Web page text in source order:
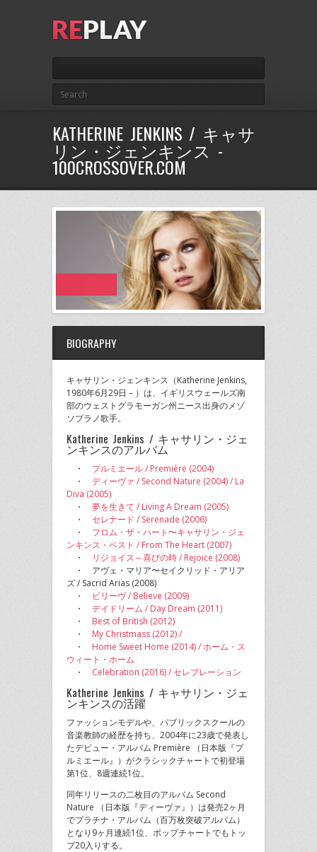
KATHERINE JENKINS / キャサ
リン・ジェンキンス -
100CROSSOVER.COM
BIOGRAPHY
キャサリン・ジェンキンス（Katherine Jenkins,
1980年6月29日 – ）は、イギリスウェールズ南
部のウェストグラモーガン州ニース出身のメゾ
ソプラノ歌手。
Katherine Jenkins / キャサリン・ジェ
ンキンスのアルバム
・ プルミエール / Première (2004)
・ ディーヴァ / Second Nature (2004) / La
Diva (2005)
・ 夢を生きて / Living A Dream (2005)
・ セレナード / Serenade (2006)
・ フロム・ザ・ハート〜キャサリン・ジェ
ンキンス・ベスト / From The Heart (2007)
・
リジョイス～喜びの時 / Rejoice (2008)
・ アヴェ・マリア〜セイクリッド・アリア
ズ / Sacrid Arias (2008)
・
ビリーヴ / Believe (2009)
・ デイドリーム / Day Dream (2011)
・ Best of British (2012)
・ My Christmass (2012) /
・ Home Sweet Home (2014) / ホーム・ス
ウィート・ホーム
・ Celebration (2016) / セレブレーション
Katherine Jenkins / キャサリン・ジェ
ンキンスの活躍
ファッションモデルや、パブリックスクールの
音楽教師の経歴を持ち、2004年に23歳で発表し
たデビュー・アルバム Première （日本版『プ
ルミエール』）がクラシックチャートで初登場
第1位、8週連続1位。
同年リリースの二枚目のアルバム Second
Nature （日本版『ディーヴァ』）は発売2ヶ月
でプラチナ・アルバム（百万枚突破アルバム）
となり9ヶ月連続1位、ポップチャートでもトッ
プ20入りする。